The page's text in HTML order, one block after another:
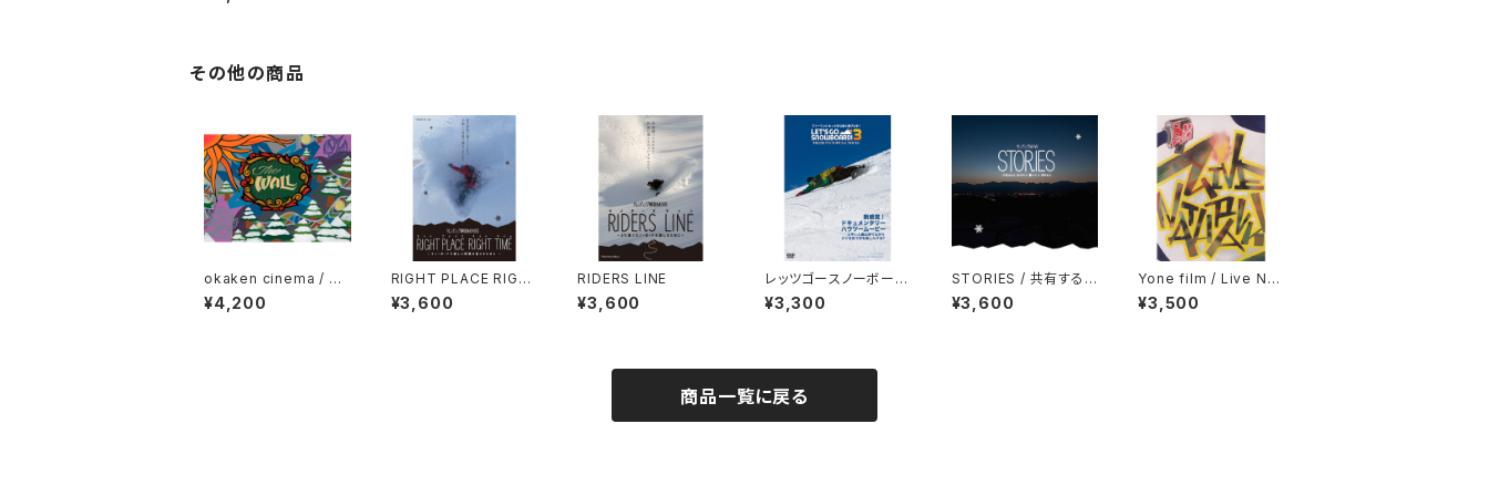
その他の商品
okaken cinema / Th
e Wall
¥4,200
RIGHT PLACE RIGH
T TIME
¥3,600
RIDERS LINE
¥3,600
レッツゴースノーボード
3 フリーランズ トピック
ス＆トリックス
¥3,300
STORIES / 共有する
人 出会う人 繋ぐ人々
伝える人
¥3,600
Yone film / Live Nat
urally 3
¥3,500
商品一覧に戻る